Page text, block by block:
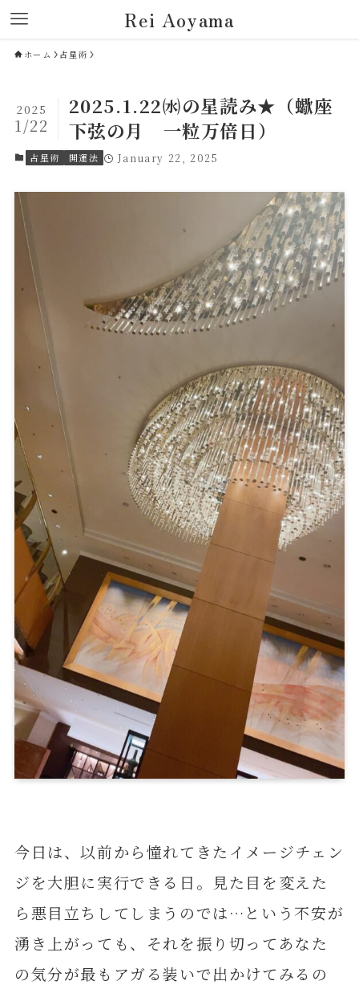
Rei Aoyama
ホーム 占星術
2025.1.22㈬の星読み★（蠍座
下弦の月 一粒万倍日）
2025
1/22
占星術 開運法 January 22, 2025
今日は、以前から憧れてきたイメージチェン
ジを大胆に実行できる日。見た目を変えた
ら悪目立ちしてしまうのでは…という不安が
湧き上がっても、それを振り切ってあなた
の気分が最もアガる装いで出かけてみるの